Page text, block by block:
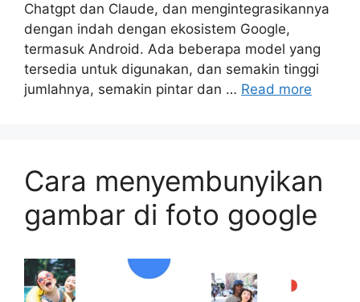
Chatgpt dan Claude, dan mengintegrasikannya
dengan indah dengan ekosistem Google,
termasuk Android. Ada beberapa model yang
tersedia untuk digunakan, dan semakin tinggi
jumlahnya, semakin pintar dan … Read more
Cara menyembunyikan
gambar di foto google